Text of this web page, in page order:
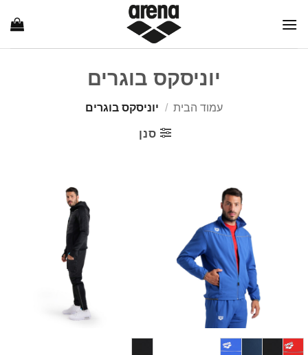
יוניסקס בוגרים
עמוד הבית / יוניסקס בוגרים
סנן